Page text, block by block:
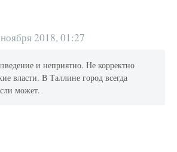
2018, 01:27
и неприятно. Не корректно
власти. В Таллине город всегда
может.